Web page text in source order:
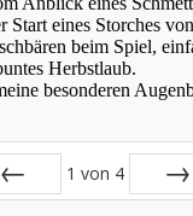
Start eines Storches
beim Spiel,
Herbstlaub.
besonderen
1 von 4